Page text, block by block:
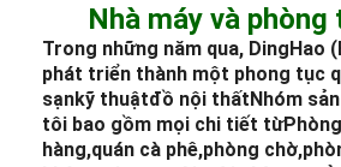
Nhà máy và phòng
Trong những năm qua, DingHao
phát triển thành một phong tục
sạnkỹ thuậtđồ nội thấtNhóm
tôi bao gồm mọi chi tiết từ
hàng,quán cà phê,phòng chờ,